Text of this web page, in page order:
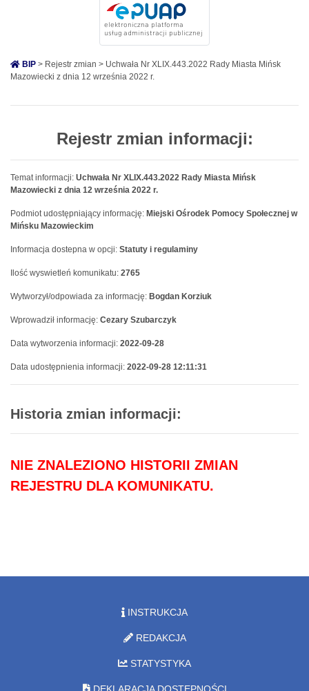
BIP > Rejestr zmian > Uchwała Nr XLIX.443.2022 Rady Miasta Mińsk
Mazowiecki z dnia 12 września 2022 r.
Rejestr zmian informacji:
Temat informacji: Uchwała Nr XLIX.443.2022 Rady Miasta Mińsk
Mazowiecki z dnia 12 września 2022 r.
Podmiot udostępniający informację: Miejski Ośrodek Pomocy Społecznej w
Mińsku Mazowieckim
Informacja dostepna w opcji: Statuty i regulaminy
Ilość wyswietleń komunikatu: 2765
Wytworzył/odpowiada za informację: Bogdan Korziuk
Wprowadził informację: Cezary Szubarczyk
Data wytworzenia informacji: 2022-09-28
Data udostępnienia informacji: 2022-09-28 12:11:31
Historia zmian informacji:
NIE ZNALEZIONO HISTORII ZMIAN
REJESTRU DLA KOMUNIKATU.
INSTRUKCJA
REDAKCJA
STATYSTYKA